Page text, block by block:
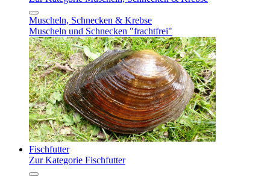
Muscheln, Schnecken & Krebse
Muscheln und Schnecken "frachtfrei"
Fischfutter
Zur Kategorie Fischfutter